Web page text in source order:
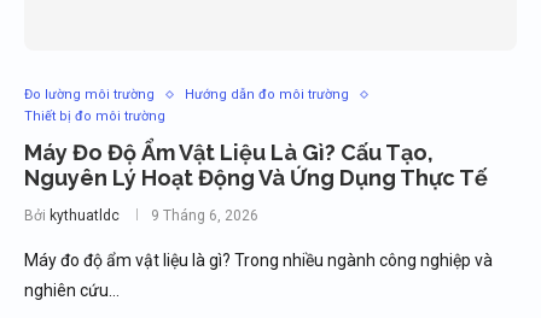
Đo lường môi trường
Hướng dẫn đo môi trường
Thiết bị đo môi trường
Máy Đo Độ Ẩm Vật Liệu Là Gì? Cấu Tạo,
Nguyên Lý Hoạt Động Và Ứng Dụng Thực Tế
Bởi kythuatldc 9 Tháng 6, 2026
Máy đo độ ẩm vật liệu là gì? Trong nhiều ngành công nghiệp và
nghiên cứu…